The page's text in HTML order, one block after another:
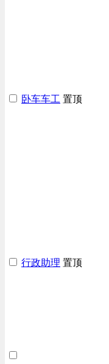
房地产开发/物业管理类
卧车车工 置顶
行政助理 置顶